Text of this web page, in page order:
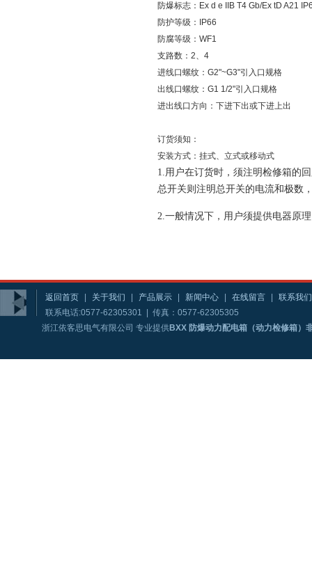
防爆标志：Ex d e IIB T4 Gb/Ex tD A21
防护等级：IP66
防腐等级：WF1
支路数：2、4
进线口螺纹：G2"~G3"引入口规格
出线口螺纹：G1 1/2"引入口规格
进出线口方向：下进下出或下进上出
订货须知：
安装方式：挂式、立式或移动式
1.用户在订货时，须注明检修箱的
总开关则注明总开关的电流和极数
2.一般情况下，用户须提供电器原
返回首页 关于我们 产品展示 新闻中心 在线留言
联系我们
联系电话:0577-62305301 | 传真：0577-62305305
浙江依客思电气有限公司 专业提供BXX 防爆动力配电箱（动力检修箱）